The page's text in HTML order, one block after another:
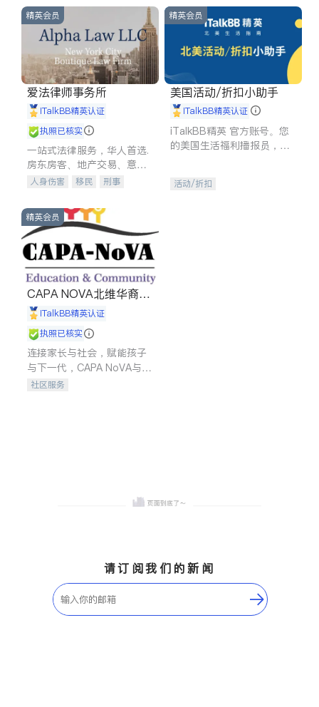
商铺租售
石。
精英会员
爱法律师事务所
iTalkBB精英认证
执照已核实
一站式法律服务，华人首选.
房东房客、地产交易、意外
伤害、车祸重伤、商业诉
建筑合同、刑事案件全包办
人身伤害 移民
刑事
信托/遗嘱
商业
索赔
律师-其它 保释
精英会员
美国活动/折扣小助手
iTalkBB精英认证
iTalkBB精英 官方账号。您
的美国生活福利播报员，精
专属福利。
活动/折扣
精英会员
CAPA NOVA北维华裔家
长会iTalkBB精英认证
执照已核实
连接家长与社会，赋能孩子
与下一代，CAPA NoVA与您
携手建设包容、公平、充满
社区服务
请订阅我们的新闻